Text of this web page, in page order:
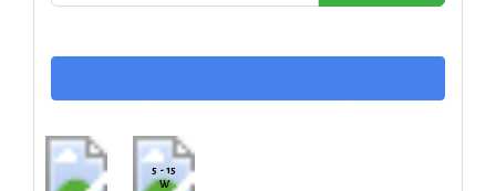
5 - 15
W